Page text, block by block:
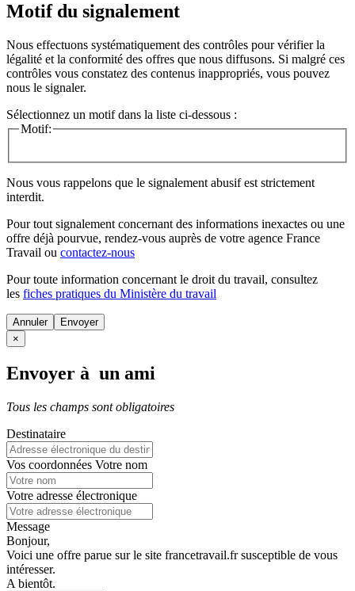
Motif du signalement
Nous effectuons systématiquement des contrôles pour vérifier la
légalité et la conformité des offres que nous diffusons. Si malgré ces
contrôles vous constatez des contenus inappropriés, vous pouvez
nous le signaler.
Sélectionnez un motif dans la liste ci-dessous :
Motif:
Nous vous rappelons que le signalement abusif est strictement
interdit.
Pour tout signalement concernant des informations inexactes ou une
offre déjà pourvue, rendez-vous auprès de votre agence France
Travail ou contactez-nous
Pour toute information concernant le droit du travail, consultez
les fiches pratiques du Ministère du travail
Annuler
×
Envoyer à un ami
Tous les champs sont obligatoires
Destinataire
Vos coordonnées Votre nom
Votre adresse électronique
Message
Bonjour,
Voici une offre parue sur le site francetravail.fr susceptible de vous
intéresser.
A bientôt.